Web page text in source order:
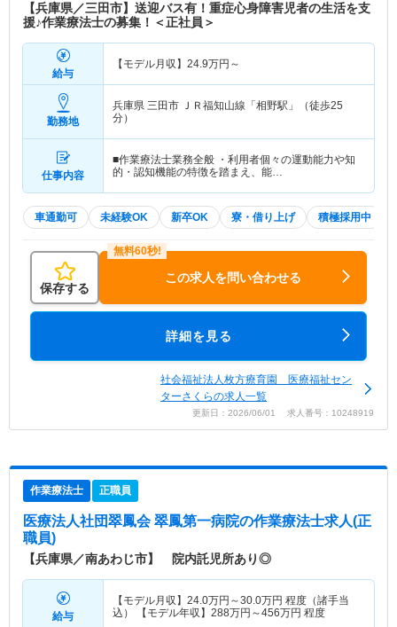
【兵庫県／三田市】送迎バス有！重症心身障害児者の生活を支
援♪作業療法士の募集！＜正社員＞
給与
【モデル月収】 24.9万円～
勤務地
兵庫県 三田市 ＪＲ福知山線「相野駅」（徒歩25
分）
仕事内容
■作業療法士業務全般 ・利用者個々の運動能力や知
的・認知機能の特徴を踏まえ、能…
車通勤可 未経験OK 新卒OK 寮・借り上げ 積極採用中
保存する
この求人を問い合わせる
詳細を見る
社会福祉法人枚方療育園 医療福祉セン
ターさくらの求人一覧
更新日：2026/06/01 求人番号：10248919
作業療法士 正職員
医療法人社団翠鳳会 翠鳳第一病院の作業療法士求人(正
職員)
【兵庫県／南あわじ市】 院内託児所あり◎
給与
【モデル月収】 24.0万円～30.0万円 程度（諸手当
込） 【モデル年収】 288万円～456万円 程度